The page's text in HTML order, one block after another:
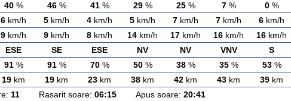
40% 46% 41% 29% 25% 7% 0%
6 km/h 5 km/h 4 km/h 5 km/h 7 km/h 7 km/h 6 km/h
9 km/h 9 km/h 8 km/h 14 km/h 17 km/h 16 km/h 16 km/h
ESE SE ESE NV NV VNV S
91% 91% 70% 50% 38% 35% 53%
19 km 19 km 23 km 38 km 42 km 43 km 39 km
11Rasarit soare: 06:15Apus soare: 20:41